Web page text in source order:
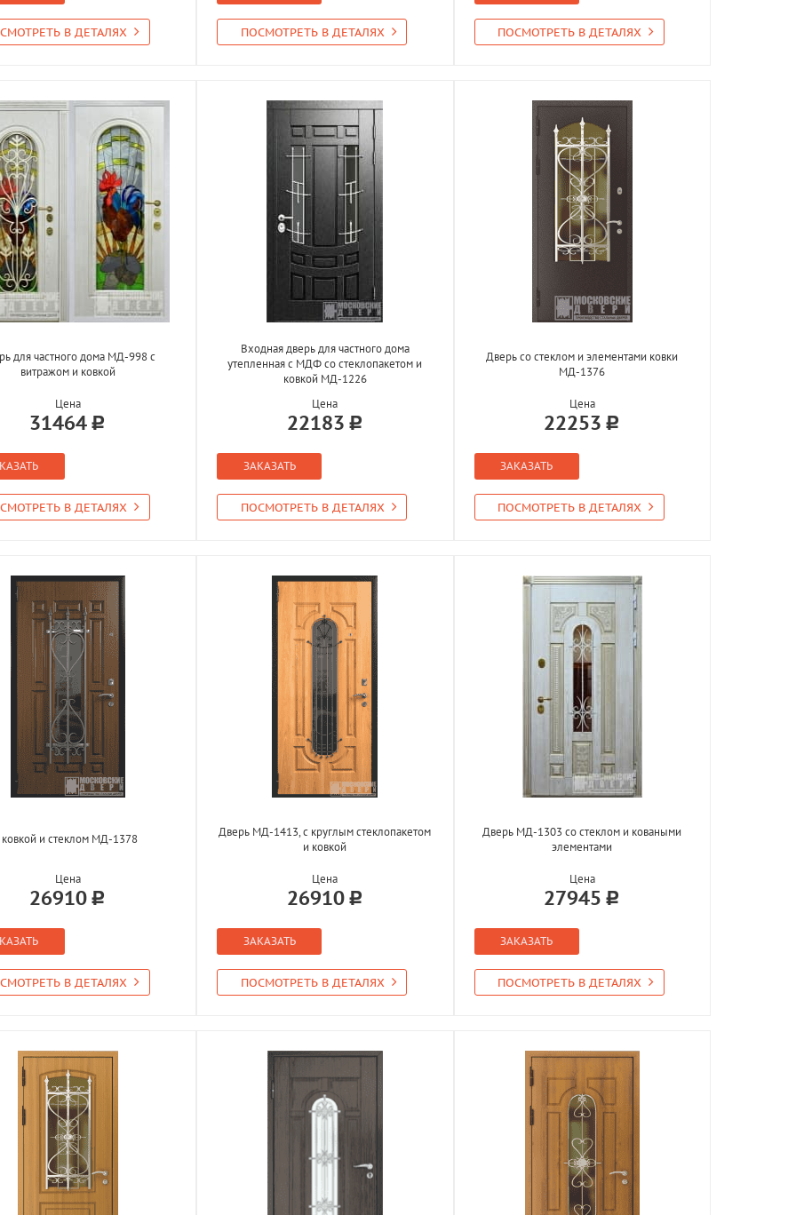
В ДЕТАЛЯХ ПОСМОТРЕТЬ В ДЕТАЛЯХ ПОСМОТРЕТЬ В ДЕТАЛЯХ
для частного дома МД-998 с
витражом и ковкой
Цена
31464
В ДЕТАЛЯХ
Входная дверь для частного дома
утепленная с МДФ со стеклопакетом и
ковкой МД-1226
Цена
22183
ЗАКАЗАТЬ
ПОСМОТРЕТЬ В ДЕТАЛЯХ
Дверь со стеклом и элементами ковки
МД-1376
Цена
22253
ЗАКАЗАТЬ
ПОСМОТРЕТЬ В ДЕТАЛЯХ
и стеклом МД-1378
Цена
26910
В ДЕТАЛЯХ
Дверь МД-1413, с круглым стеклопакетом
и ковкой
Цена
26910
ЗАКАЗАТЬ
ПОСМОТРЕТЬ В ДЕТАЛЯХ
Дверь МД-1303 со стеклом и коваными
элементами
Цена
27945
ЗАКАЗАТЬ
ПОСМОТРЕТЬ В ДЕТАЛЯХ